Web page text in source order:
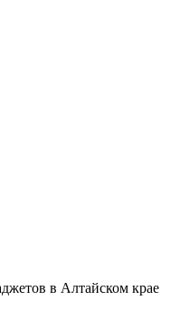
в Алтайском крае